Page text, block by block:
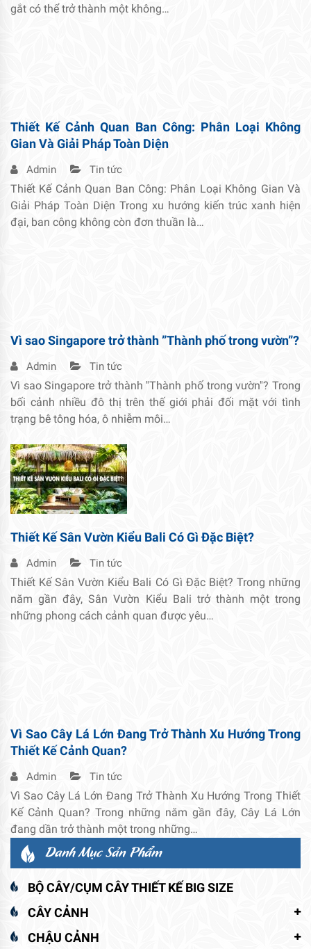
gắt có thể trở thành một không…
Thiết Kế Cảnh Quan Ban Công: Phân Loại Không
Gian Và Giải Pháp Toàn Diện
Admin Tin tức
Thiết Kế Cảnh Quan Ban Công: Phân Loại Không Gian Và
Giải Pháp Toàn Diện Trong xu hướng kiến trúc xanh hiện
đại, ban công không còn đơn thuần là…
Vì sao Singapore trở thành ”Thành phố trong vườn”?
Admin Tin tức
Vì sao Singapore trở thành ''Thành phố trong vườn''? Trong
bối cảnh nhiều đô thị trên thế giới phải đối mặt với tình
trạng bê tông hóa, ô nhiễm môi…
Thiết Kế Sân Vườn Kiểu Bali Có Gì Đặc Biệt?
Admin Tin tức
Thiết Kế Sân Vườn Kiểu Bali Có Gì Đặc Biệt? Trong những
năm gần đây, Sân Vườn Kiểu Bali trở thành một trong
những phong cách cảnh quan được yêu…
Vì Sao Cây Lá Lớn Đang Trở Thành Xu Hướng Trong
Thiết Kế Cảnh Quan?
Admin Tin tức
Vì Sao Cây Lá Lớn Đang Trở Thành Xu Hướng Trong Thiết
Kế Cảnh Quan? Trong những năm gần đây, Cây Lá Lớn
đang dần trở thành một trong những…
Danh Mục Sản Phẩm
BỘ CÂY/CỤM CÂY THIẾT KẾ BIG SIZE
CÂY CẢNH
CHẬU CẢNH